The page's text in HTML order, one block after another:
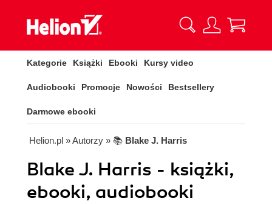
Kategorie Książki Ebooki Kursy video
Audiobooki Promocje Nowości Bestsellery
Darmowe ebooki
Helion.pl » Autorzy » 📚 Blake J. Harris
Blake J. Harris - książki,
ebooki, audiobooki